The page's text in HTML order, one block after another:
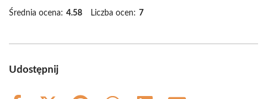
Średnia ocena: 4.58 Liczba ocen: 7
Udostępnij